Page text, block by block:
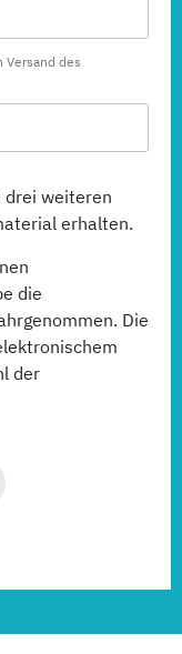
Versand des
drei weiteren
erhalten.
die
Die
der